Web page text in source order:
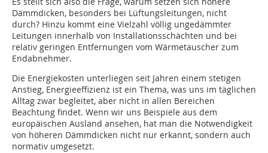
Dämmdicken, besonders bei Lüftungsleitungen, nicht
durch? Hinzu kommt eine Vielzahl völlig ungedämmter
Leitungen innerhalb von Installationsschächten und bei
relativ geringen Entfernungen vom Wärmetauscher zum
Endabnehmer.
Die Energiekosten unterliegen seit Jahren einem stetigen
Anstieg, Energieeffizienz ist ein Thema, was uns im täglichen
Alltag zwar begleitet, aber nicht in allen Bereichen
Beachtung findet. Wenn wir uns Beispiele aus dem
europäischen Ausland ansehen, hat man die Notwendigkeit
von höheren Dämmdicken nicht nur erkannt, sondern auch
normativ umgesetzt.